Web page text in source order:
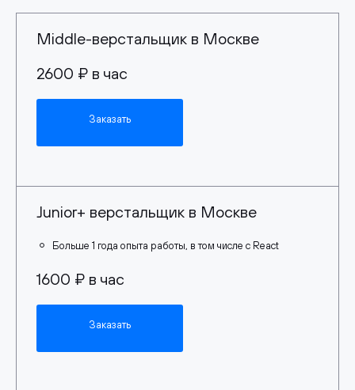
Middle-верстальщик в Москве
2600 ₽ в час
Заказать
Junior+ верстальщик в Москве
Больше 1 года опыта работы, в том числе с React
1600 ₽ в час
Заказать